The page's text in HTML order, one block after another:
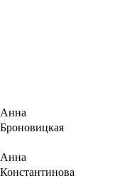
Анна
Броновицкая
Анна
Константинова